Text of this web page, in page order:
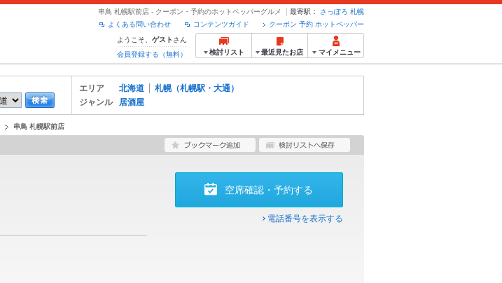
串鳥 札幌駅前店 - クーポン・予約のホットペッパーグルメ 最寄駅： さっぽろ 札幌
クーポン 予約 ホットペッパー
コンテンツガイド
よくある問い合わせ
ようこそ、 ゲスト さん
会員登録する（無料）
検討リスト 最近見たお店 マイメニュー
エリア 北海道
札幌（札幌駅・大通）
ジャンル
居酒屋
串鳥 札幌駅前店
空席確認・予約する
電話番号を表示する